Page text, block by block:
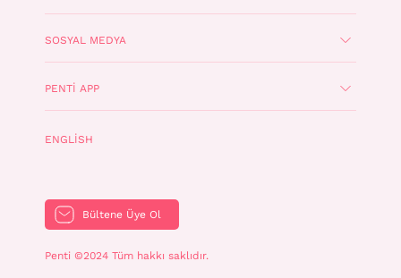
SOSYAL MEDYA
PENTI APP
ENGLISH
Bültene Üye Ol
Penti ©2024 Tüm hakkı saklıdır.